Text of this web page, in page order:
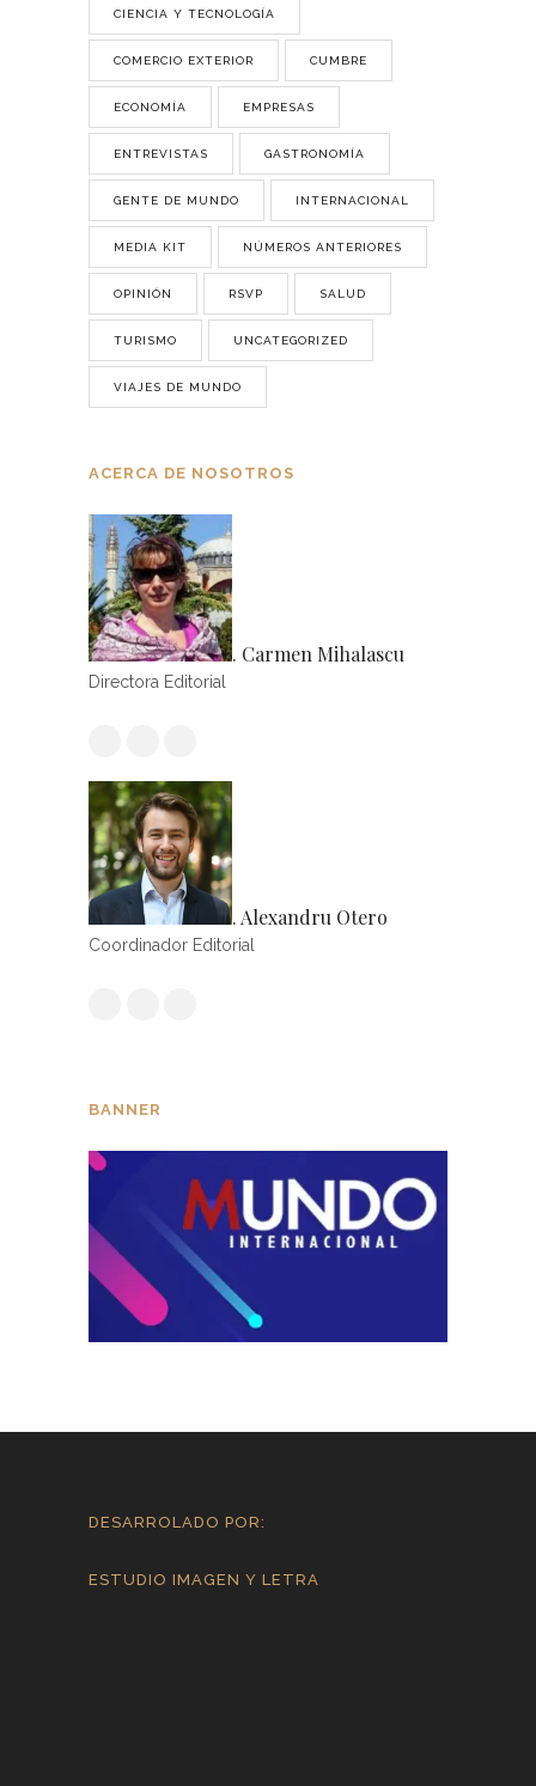
CIENCIA Y TECNOLOGÍA
COMERCIO EXTERIOR CUMBRE
ECONOMÍA EMPRESAS
ENTREVISTAS GASTRONOMÍA
GENTE DE MUNDO INTERNACIONAL
MEDIA KIT NÚMEROS ANTERIORES
OPINIÓN RSVP SALUD
TURISMO UNCATEGORIZED
VIAJES DE MUNDO
ACERCA DE NOSOTROS
. Carmen Mihalascu
Directora Editorial
. Alexandru Otero
Coordinador Editorial
BANNER
DESARROLADO POR:
ESTUDIO IMAGEN Y LETRA